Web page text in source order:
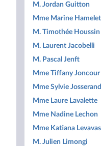
M. Jordan Guitton
Mme Marine Hamelet
M. Timothée Houssin
M. Laurent Jacobelli
M. Pascal Jenft
Mme Tiffany Joncour
Mme Sylvie Josserand
Mme Laure Lavalette
Mme Nadine Lechon
Mme Katiana
M. Julien Limongi